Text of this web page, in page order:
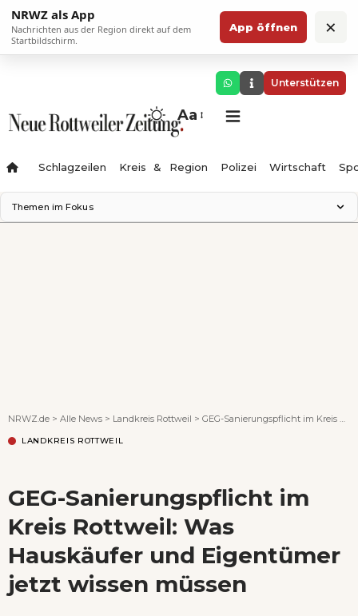
NRWZ als App
Nachrichten aus der Region direkt auf dem
Startbildschirm.
App öffnen ×
Unterstützen
Aa
Schlagzeilen Kreis & Region Polizei Wirtschaft
Themen im Fokus
NRWZ.de > Alle News > Landkreis Rottweil > GEG-Sanierungspflicht im Kreis Rottweil: Was Hauskäufer und Eigentümer jetzt wissen müssen
LANDKREIS ROTTWEIL
GEG-Sanierungspflicht im
Kreis Rottweil: Was
Hauskäufer und Eigentümer
jetzt wissen müssen